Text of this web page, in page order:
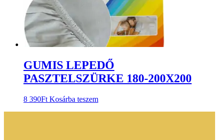
GUMIS LEPEDŐ
PASZTELSZÜRKE 180-200X200
8 390Ft Kosárba teszem